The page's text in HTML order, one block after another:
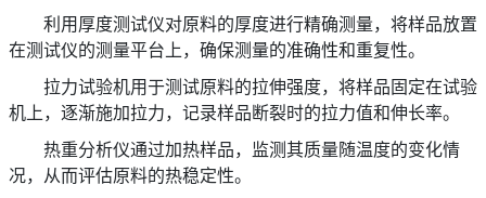
利用厚度测试仪对原料的厚度进行精确测量，将样品放置
在测试仪的测量平台上，确保测量的准确性和重复性。
拉力试验机用于测试原料的拉伸强度，将样品固定在试验
机上，逐渐施加拉力，记录样品断裂时的拉力值和伸长率。
热重分析仪通过加热样品，监测其质量随温度的变化情
况，从而评估原料的热稳定性。